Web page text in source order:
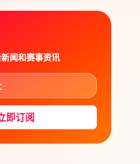
闻和赛事资讯
即订阅